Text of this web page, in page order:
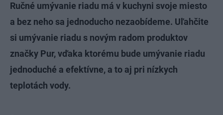
Ručné umývanie riadu má v kuchyni svoje miesto
a bez neho sa jednoducho nezaobídeme. Uľahčite
si umývanie riadu s novým radom produktov
značky Pur, vďaka ktorému bude umývanie riadu
jednoduché a efektívne, a to aj pri nízkych
teplotách vody.